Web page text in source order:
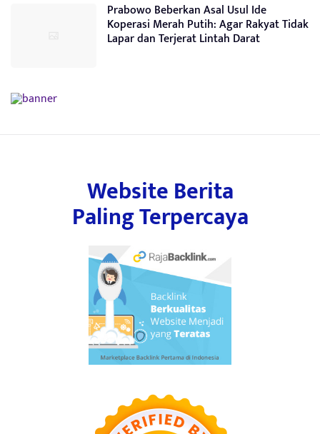
Prabowo Beberkan Asal Usul Ide
Koperasi Merah Putih: Agar Rakyat Tidak
Lapar dan Terjerat Lintah Darat
Website Berita
Paling Terpercaya